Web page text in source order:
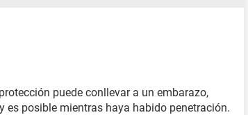
puede conllevar a un embarazo,
es posible mientras haya habido penetración.